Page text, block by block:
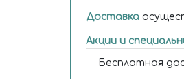
Доставка
Акции и
Бесплатная